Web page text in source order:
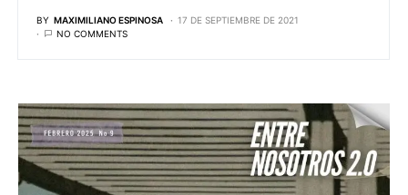
BY MAXIMILIANO ESPINOSA
17 DE SEPTIEMBRE DE 2021
NO COMMENTS